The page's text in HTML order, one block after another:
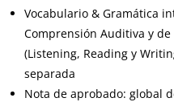
Vocabulario & Gramática
Comprensión Auditiva y
(Listening, Reading y
separada
Nota de aprobado: global